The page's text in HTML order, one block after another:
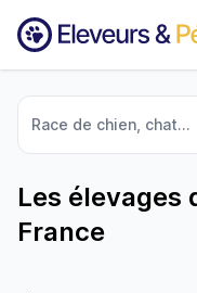
Race de chien, chat...
Les élevages
France